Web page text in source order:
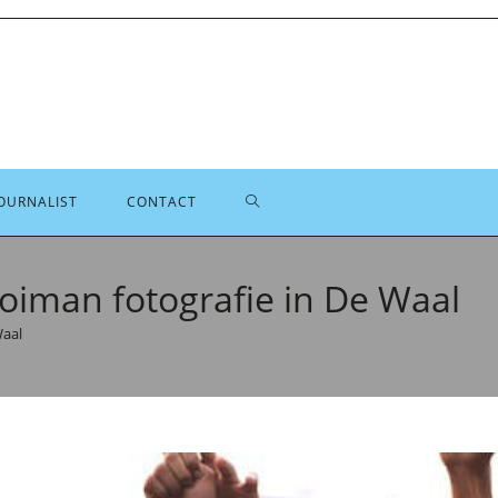
CONTACT TOGGLE
fotografie in De Waal